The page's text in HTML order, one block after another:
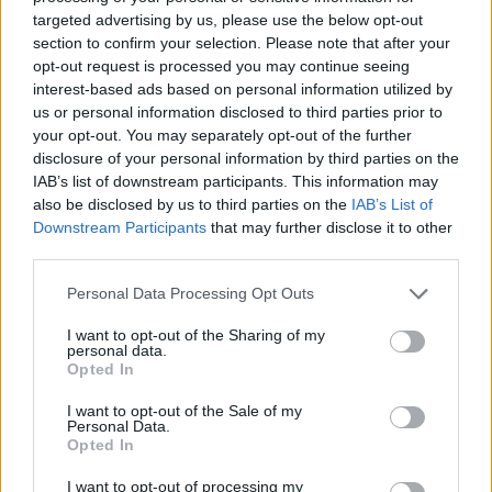
targeted advertising by us, please use the below opt-out
section to confirm your selection. Please note that after your
opt-out request is processed you may continue seeing
interest-based ads based on personal information utilized by
us or personal information disclosed to third parties prior to
your opt-out. You may separately opt-out of the further
disclosure of your personal information by third parties on the
IAB’s list of downstream participants. This information may
also be disclosed by us to third parties on the IAB’s List of
Downstream Participants that may further disclose it to other
Please note that this website/app uses one or more Google
not limited to your visit or usage behaviour. You may click to
grant or deny consent to Google and its third-party tags to
use your data for below specified purposes in below Google
consent section.
Personal Data Processing Opt Outs
I want to opt-out of the Sharing of my
personal data.
Opted In
I want to opt-out of the Sale of my
Personal Data.
Opted In
I want to opt-out of processing my
mindez kiválóan megírva. Tökéletes szórakozás,
amelynek során rengeteg információra tehetünk
szert a korszakról, úgy jó, ahogy van.
Anjou Károly temetésére Bátor Szilárdnak vissza kell
térnie az udvarba, amelyet már régen odahagyott
azért, hogy birtokán gazdálkodjon várispánként.
Apja halála után Lajosra száll a korona, aki
édesanyja hathatós segítségével neki is lát az
uralkodói teendőknek. Főhősünknek újra hadba kell
Napestig tudtam volna még olvasni a történtet,
epedve várom a folytatást, ami remélem, minél
eseményszálat és karaktert mozgat, a
nagypolitikába is betekintést nyerhetünk, miközben